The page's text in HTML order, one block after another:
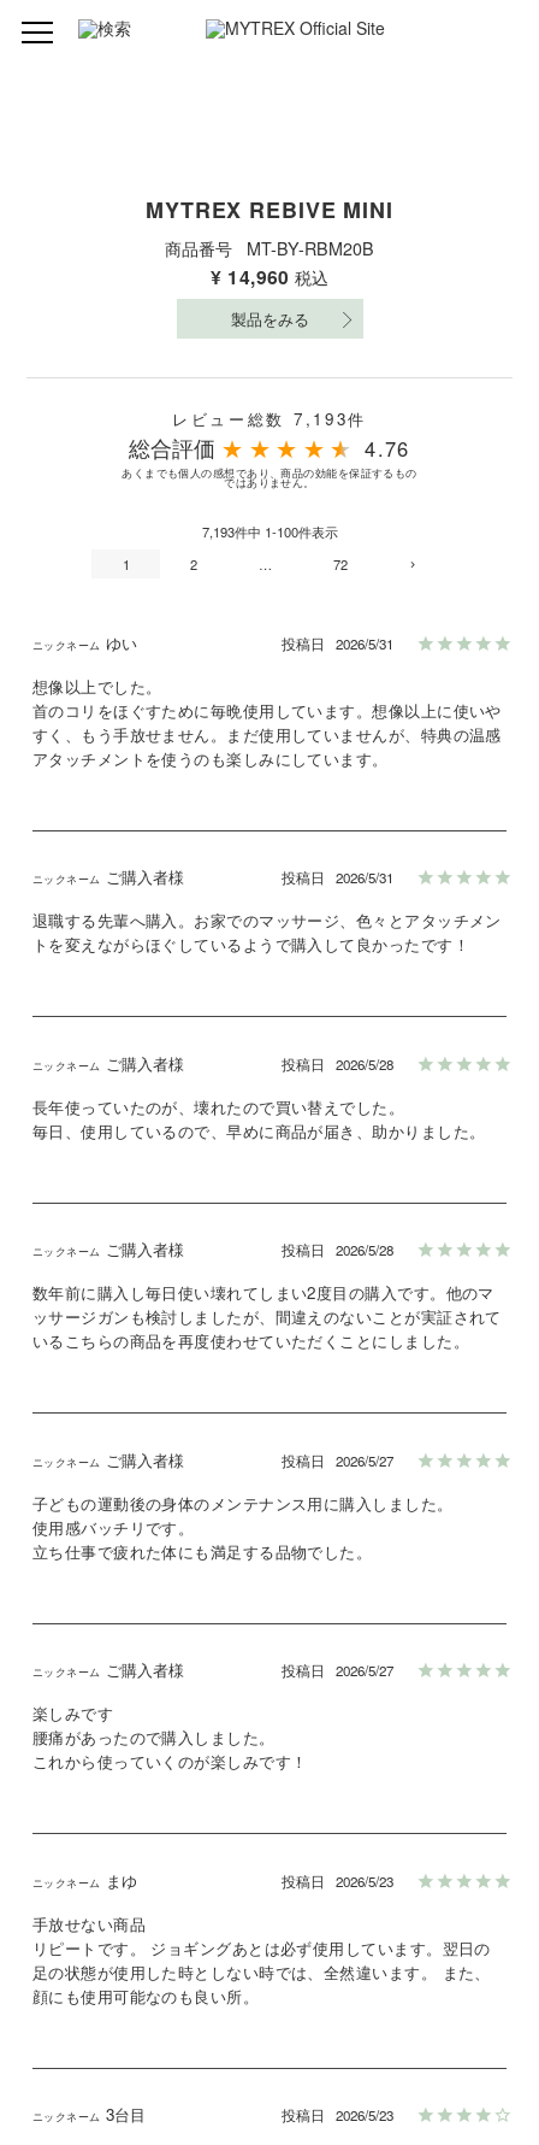
MYTREX REBIVE MINI
商品番号 MT-BY-RBM20B
¥ 14,960 税込
製品をみる
レビュー総数 7,193件
総合評価 ★ ★ ★ ★ ★ 4.76
あくまでも個人の感想であり、商品の効能を保証するもの
ではありません。
7,193件中 1-100件表示
1
2 … 72
ゆい 投稿日 2026/5/31
想像以上でした。
首のコリをほぐすために毎晩使用しています。想像以上に使いや
すく、もう手放せません。まだ使用していませんが、特典の温感
アタッチメントを使うのも楽しみにしています。
ご購入者様 投稿日 2026/5/31
退職する先輩へ購入。お家でのマッサージ、色々とアタッチメン
トを変えながらほぐしているようで購入して良かったです！
ご購入者様 投稿日 2026/5/28
長年使っていたのが、壊れたので買い替えでした。
毎日、使用しているので、早めに商品が届き、助かりました。
ご購入者様 投稿日 2026/5/28
数年前に購入し毎日使い壊れてしまい2度目の購入です。他のマ
ッサージガンも検討しましたが、間違えのないことが実証されて
いるこちらの商品を再度使わせていただくことにしました。
ご購入者様 投稿日 2026/5/27
子どもの運動後の身体のメンテナンス用に購入しました。
使用感バッチリです。
立ち仕事で疲れた体にも満足する品物でした。
ご購入者様 投稿日 2026/5/27
楽しみです
腰痛があったので購入しました。
これから使っていくのが楽しみです！
まゆ 投稿日 2026/5/23
手放せない商品
リピートです。 ジョギングあとは必ず使用しています。翌日の
足の状態が使用した時としない時では、全然違います。 また、
顔にも使用可能なのも良い所。
3台目 投稿日 2026/5/23